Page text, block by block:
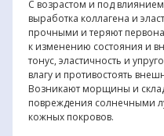
С возрастом и под
выработка коллагена и
прочными и теряют
к изменению состояния и
тонус, эластичность и
влагу и противостоять
Возникают морщины и
повреждения солнечными
кожных покровов.